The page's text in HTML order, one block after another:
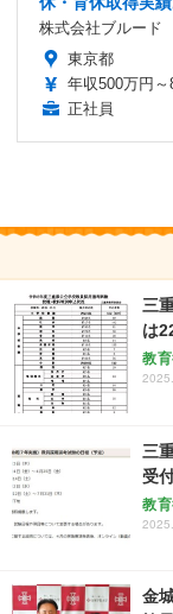
株式会社ブルード
東京都
年収500万円～
正社員
三
は
教
三
受
教
金